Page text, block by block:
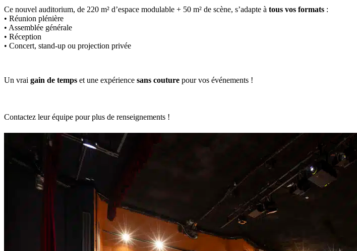
Ce nouvel auditorium, de 220 m² d’espace modulable + 50 m² de scène, s’adapte à tous vos formats :
• Réunion plénière
• Assemblée générale
• Réception
• Concert, stand-up ou projection privée
Un vrai gain de temps et une expérience sans couture pour vos événements !
Contactez leur équipe pour plus de renseignements !